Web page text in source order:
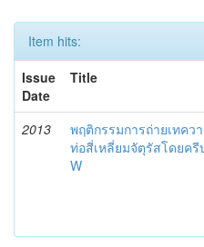
Item hits:
Issue
Date
Title
2013
พฤติกรรมการถ่ายเทคว
ท่อสี่เหลี่ยมจัตุรัสโดยครี
W